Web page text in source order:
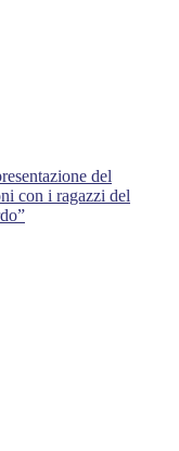
del
con i ragazzi del